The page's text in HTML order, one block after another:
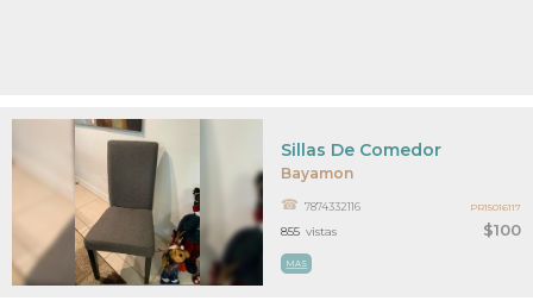
Bayamon
$100
Sillas De Comedor
7874332116
MAS
855 vistas
PR15016117